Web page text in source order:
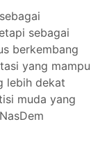
sebagai
berkembang
yang mampu
lebih dekat
muda yang